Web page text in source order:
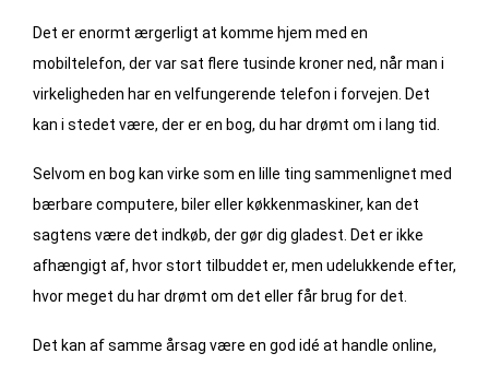
Det er enormt ærgerligt at komme hjem med en
mobiltelefon, der var sat flere tusinde kroner ned, når man i
virkeligheden har en velfungerende telefon i forvejen. Det
kan i stedet være, der er en bog, du har drømt om i lang tid.
Selvom en bog kan virke som en lille ting sammenlignet med
bærbare computere, biler eller køkkenmaskiner, kan det
sagtens være det indkøb, der gør dig gladest. Det er ikke
afhængigt af, hvor stort tilbuddet er, men udelukkende efter,
hvor meget du har drømt om det eller får brug for det.
Det kan af samme årsag være en god idé at handle online,